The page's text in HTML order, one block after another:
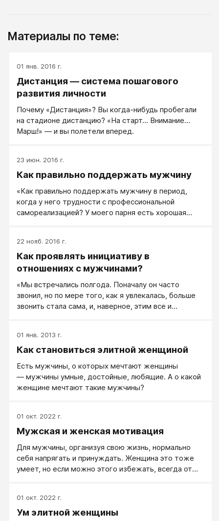
Материалы по теме:
01 янв. 2016 г.
Дистанция — система пошагового
развития личности
Почему «Дистанция»? Вы когда-нибудь пробегали
на стадионе дистанцию? «На старт… Внимание…
Марш!» — и вы полетели вперед.
23 июн. 2016 г.
Как правильно поддержать мужчину
«Как правильно поддержать мужчину в период,
когда у него трудности с профессиональной
самореализацией? У моего парня есть хорошая
подавленности. Я вижу, как он отчаивается, пытаясь
придумать себе интересное применение в жизни.
Он уже больше года ищет и не находит любимое
все остальное. Он постоянно грустный дома, в
депрессии. Я переживаю за него и за то, что не
знаю, как помочь ему найти любимое дело...»
22 нояб. 2016 г.
Как проявлять инициативу в
отношениях с мужчинами?
«Мы встречались полгода. Поначалу он часто
звонил, но по мере того, как я увлекалась, больше
звонить стала сама, и, наверное, этим все и
01 янв. 2013 г.
Как становиться элитной женщиной
Есть мужчины, о которых мечтают женщины
— мужчины умные, достойные, любящие. А о какой
женщине мечтают такие мужчины?
01 окт. 2022 г.
Мужская и женская мотивация
Для мужчины, организуя свою жизнь, нормально
себя напрягать и принуждать. Женщина это тоже
умеет, но если можно этого избежать, всегда от
01 окт. 2022 г.
Ум элитной женщины